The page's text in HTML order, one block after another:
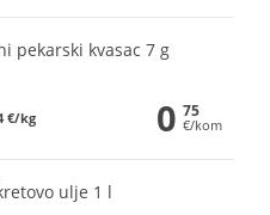
pekarski kvasac 7 g
€/kg 0 75
€/kom
ulje 1 l